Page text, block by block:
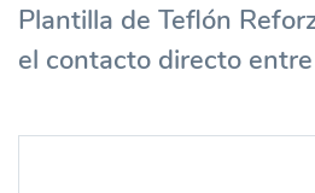
Plantilla de Teflón
el contacto directo